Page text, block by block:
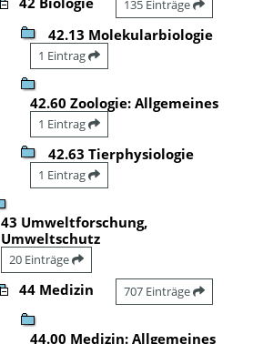
135 Einträge
42.13 Molekularbiologie
1 Eintrag
42.60 Zoologie: Allgemeines
1 Eintrag
42.63 Tierphysiologie
1 Eintrag
43 Umweltforschung,
Umweltschutz
20 Einträge
44 Medizin 707 Einträge
44.00 Medizin: Allgemeines